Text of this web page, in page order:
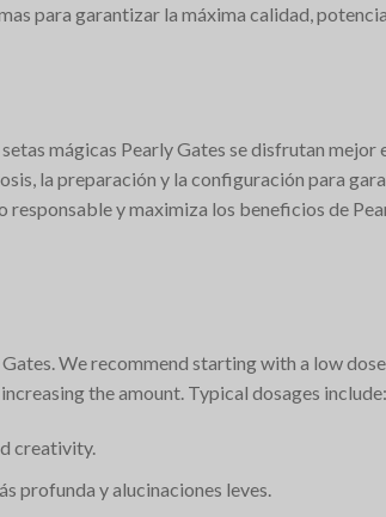
para garantizar la máxima calidad,
mágicas Pearly Gates se disfrutan
la preparación y la configuración para
y maximiza los beneficios de
We recommend starting with a low
the amount. Typical dosages include:
creativity.
profunda y alucinaciones leves.